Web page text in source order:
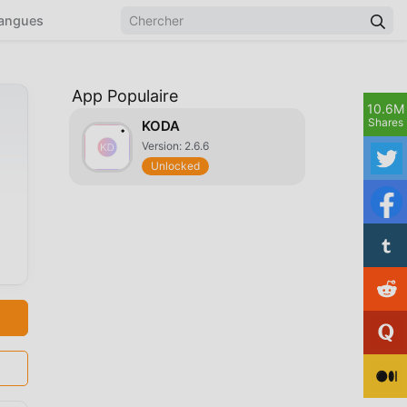
App Populaire
KODA
Version: 2.6.6
Unlocked
10.6M
Shares